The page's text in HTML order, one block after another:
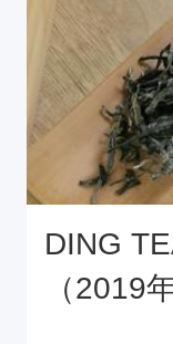
DING
（2019